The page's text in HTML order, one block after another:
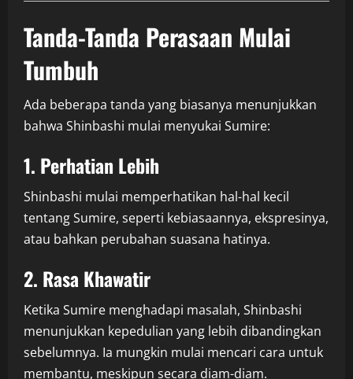
Tanda-Tanda Perasaan Mulai
Tumbuh
Ada beberapa tanda yang biasanya menunjukkan
bahwa Shinbashi mulai menyukai Sumire:
1. Perhatian Lebih
Shinbashi mulai memperhatikan hal-hal kecil
tentang Sumire, seperti kebiasaannya, ekspresinya,
atau bahkan perubahan suasana hatinya.
2. Rasa Khawatir
Ketika Sumire menghadapi masalah, Shinbashi
menunjukkan kepedulian yang lebih dibandingkan
sebelumnya. Ia mungkin mulai mencari cara untuk
membantu, meskipun secara diam-diam.